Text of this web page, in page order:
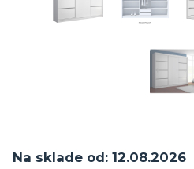
Na sklade od: 12.08.2026